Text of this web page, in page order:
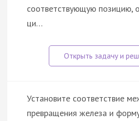
соответствующую позицию,
ци…
Установите соответствие
превращения железа и